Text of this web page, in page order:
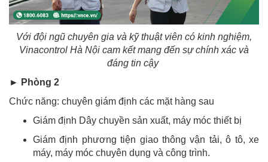
Với đội ngũ chuyên gia và kỹ thuật viên có kinh nghiệm,
Vinacontrol Hà Nội cam kết mang đến sự chính xác và
đáng tin cậy
► Phòng 2
Chức năng: chuyên giám định các mặt hàng sau
Giám định Dây chuyền sản xuất, máy móc thiết bị
Giám định phương tiện giao thông vận tải, ô tô, xe
máy, máy móc chuyên dụng và công trình.